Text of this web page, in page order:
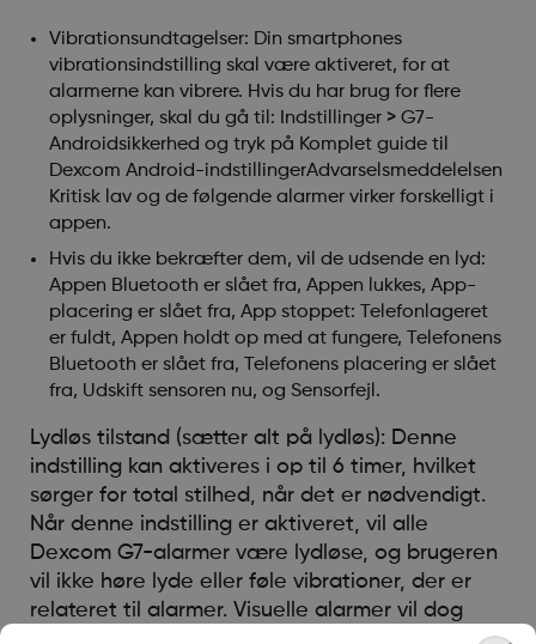
Vibrationsundtagelser: Din smartphones
vibrationsindstilling skal være aktiveret, for at
alarmerne kan vibrere. Hvis du har brug for flere
oplysninger, skal du gå til: Indstillinger > G7-
Androidsikkerhed og tryk på Komplet guide til
Dexcom Android-indstillingerAdvarselsmeddelelsen
Kritisk lav og de følgende alarmer virker forskelligt i
appen.
Hvis du ikke bekræfter dem, vil de udsende en lyd:
Appen Bluetooth er slået fra, Appen lukkes, App-
placering er slået fra, App stoppet: Telefonlageret
er fuldt, Appen holdt op med at fungere, Telefonens
Bluetooth er slået fra, Telefonens placering er slået
fra, Udskift sensoren nu, og Sensorfejl.
Lydløs tilstand (sætter alt på lydløs): Denne
indstilling kan aktiveres i op til 6 timer, hvilket
sørger for total stilhed, når det er nødvendigt.
Når denne indstilling er aktiveret, vil alle
Dexcom G7-alarmer være lydløse, og brugeren
vil ikke høre lyde eller føle vibrationer, der er
relateret til alarmer. Visuelle alarmer vil dog